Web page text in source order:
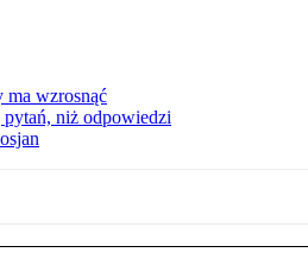
ma wzrosnąć
pytań, niż odpowiedzi